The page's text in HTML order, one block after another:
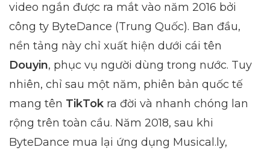
video ngắn được ra mắt vào năm 2016 bởi
công ty ByteDance (Trung Quốc). Ban đầu,
nền tảng này chỉ xuất hiện dưới cái tên
Douyin, phục vụ người dùng trong nước. Tuy
nhiên, chỉ sau một năm, phiên bản quốc tế
mang tên TikTok ra đời và nhanh chóng lan
rộng trên toàn cầu. Năm 2018, sau khi
ByteDance mua lại ứng dụng Musical.ly,